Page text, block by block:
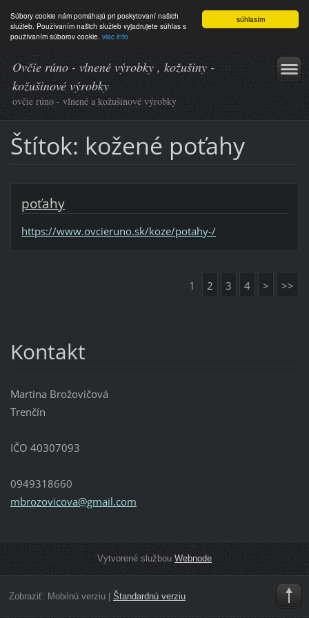
súhlasím
Súbory cookie nám pomáhajú pri poskytovaní našich
služieb. Používaním našich služieb vyjadrujete súhlas s
používaním súborov cookie. viac info
Ovčie rúno - vlnené výrobky , kožušiny -
kožušinové výrobky
ovčie rúno - vlnené a kožušinové výrobky
Štítok: kožené poťahy
poťahy
https://www.ovcieruno.sk/koze/potahy-/
1 2 3 4 > >>
Kontakt
Martina Brožovičová
Trenčín
IČO 40307093
0949318660
mbrozovicova@gmail.com
Vytvorené službouWebnode
Zobraziť: Mobilnú verziu| Štandardnú verziu